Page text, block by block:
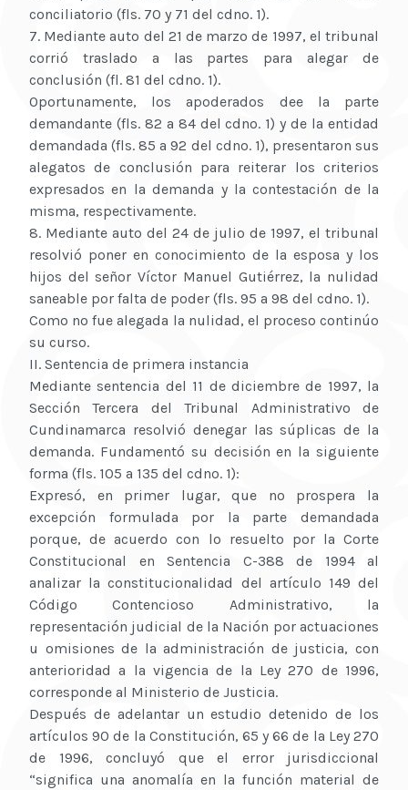
conciliatorio (fls. 70 y 71 del cdno. 1).
7. Mediante auto del 21 de marzo de 1997, el tribunal
corrió traslado a las partes para alegar de
conclusión (fl. 81 del cdno. 1).
Oportunamente, los apoderados dee la parte
demandante (fls. 82 a 84 del cdno. 1) y de la entidad
demandada (fls. 85 a 92 del cdno. 1), presentaron sus
alegatos de conclusión para reiterar los criterios
expresados en la demanda y la contestación de la
misma, respectivamente.
8. Mediante auto del 24 de julio de 1997, el tribunal
resolvió poner en conocimiento de la esposa y los
hijos del señor Víctor Manuel Gutiérrez, la nulidad
saneable por falta de poder (fls. 95 a 98 del cdno. 1).
Como no fue alegada la nulidad, el proceso continúo
su curso.
II. Sentencia de primera instancia
Mediante sentencia del 11 de diciembre de 1997, la
Sección Tercera del Tribunal Administrativo de
Cundinamarca resolvió denegar las súplicas de la
demanda. Fundamentó su decisión en la siguiente
forma (fls. 105 a 135 del cdno. 1):
Expresó, en primer lugar, que no prospera la
excepción formulada por la parte demandada
porque, de acuerdo con lo resuelto por la Corte
Constitucional en Sentencia C-388 de 1994 al
analizar la constitucionalidad del artículo 149 del
Código Contencioso Administrativo, la
representación judicial de la Nación por actuaciones
u omisiones de la administración de justicia, con
anterioridad a la vigencia de la Ley 270 de 1996,
corresponde al Ministerio de Justicia.
Después de adelantar un estudio detenido de los
artículos 90 de la Constitución, 65 y 66 de la Ley 270
de 1996, concluyó que el error jurisdiccional
“significa una anomalía en la función material de